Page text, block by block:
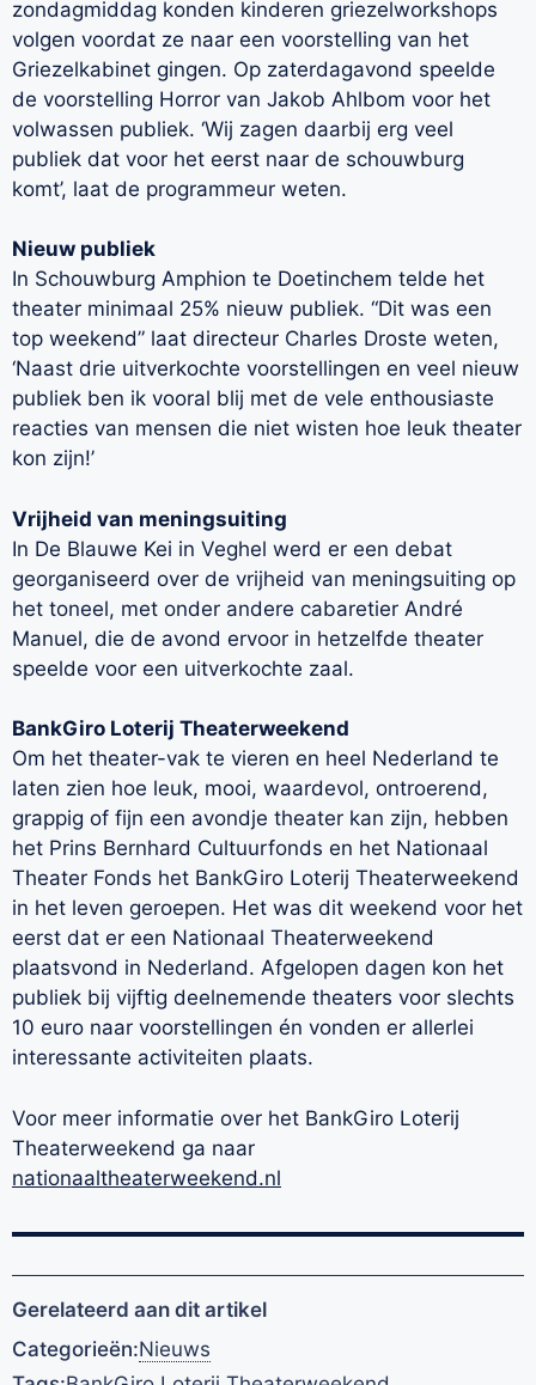
zondagmiddag konden kinderen griezelworkshops
volgen voordat ze naar een voorstelling van het
Griezelkabinet gingen. Op zaterdagavond speelde
de voorstelling Horror van Jakob Ahlbom voor het
volwassen publiek. ‘Wij zagen daarbij erg veel
publiek dat voor het eerst naar de schouwburg
komt’, laat de programmeur weten.
Nieuw publiek
In Schouwburg Amphion te Doetinchem telde het
theater minimaal 25% nieuw publiek. “Dit was een
top weekend” laat directeur Charles Droste weten,
‘Naast drie uitverkochte voorstellingen en veel nieuw
publiek ben ik vooral blij met de vele enthousiaste
reacties van mensen die niet wisten hoe leuk theater
kon zijn!’
Vrijheid van meningsuiting
In De Blauwe Kei in Veghel werd er een debat
georganiseerd over de vrijheid van meningsuiting op
het toneel, met onder andere cabaretier André
Manuel, die de avond ervoor in hetzelfde theater
speelde voor een uitverkochte zaal.
BankGiro Loterij Theaterweekend
Om het theater-vak te vieren en heel Nederland te
laten zien hoe leuk, mooi, waardevol, ontroerend,
grappig of fijn een avondje theater kan zijn, hebben
het Prins Bernhard Cultuurfonds en het Nationaal
Theater Fonds het BankGiro Loterij Theaterweekend
in het leven geroepen. Het was dit weekend voor het
eerst dat er een Nationaal Theaterweekend
plaatsvond in Nederland. Afgelopen dagen kon het
publiek bij vijftig deelnemende theaters voor slechts
10 euro naar voorstellingen én vonden er allerlei
interessante activiteiten plaats.
Voor meer informatie over het BankGiro Loterij
Theaterweekend ga naar
nationaaltheaterweekend.nl
Gerelateerd aan dit artikel
Categorieën:Nieuws